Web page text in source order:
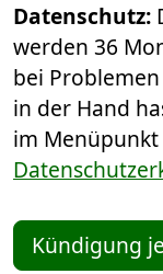
Datenschutz:
werden 36
bei
in der Hand
im Menüpunkt
Kündigung